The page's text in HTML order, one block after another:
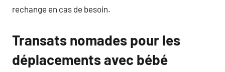
rechange en cas de besoin.
Transats nomades pour les
déplacements avec bébé